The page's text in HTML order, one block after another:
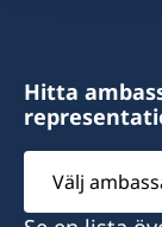
Hitta
ambassad